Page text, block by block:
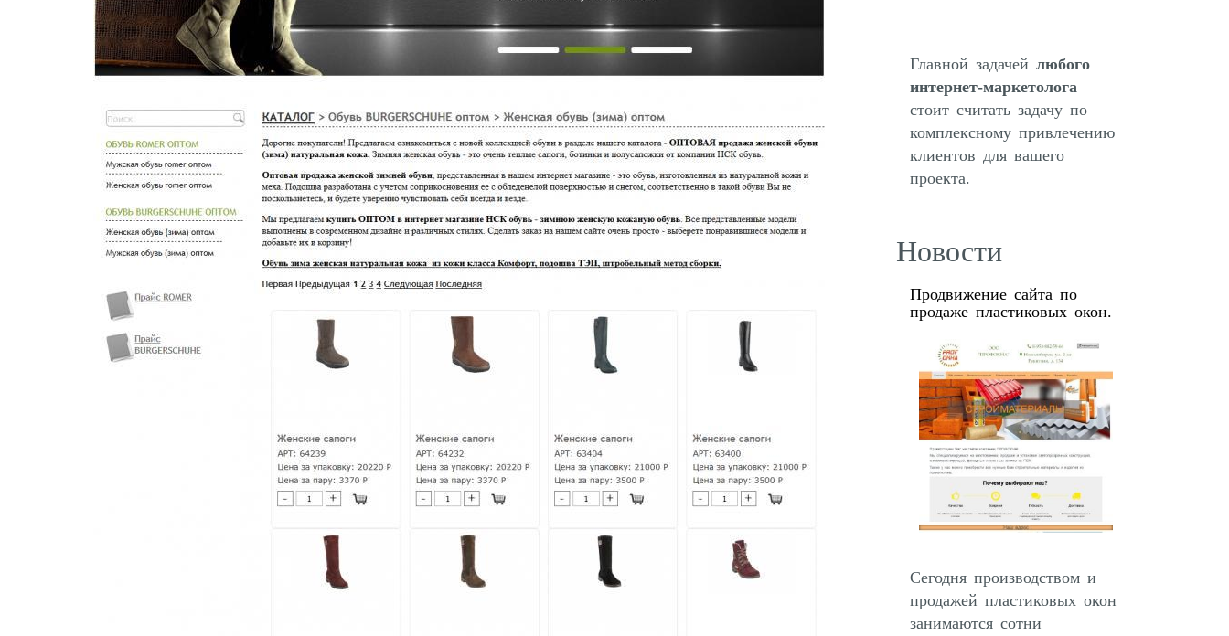
Главной задачей любого
интернет-маркетолога
стоит считать задачу по
комплексному привлечению
клиентов для вашего
проекта.
Новости
Продвижение сайта по
продаже пластиковых окон.
Сегодня производством и
продажей пластиковых окон
занимаются сотни